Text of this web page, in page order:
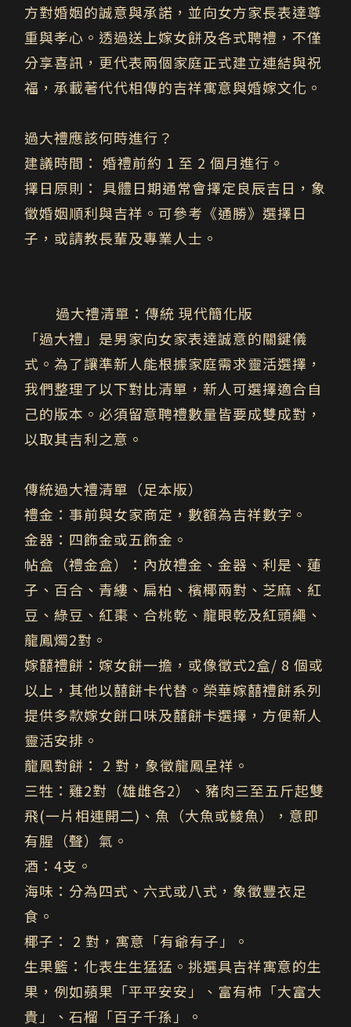
方對婚姻的誠意與承諾，並向女方家長表達尊
重與孝心。透過送上嫁女餅及各式聘禮，不僅
分享喜訊，更代表兩個家庭正式建立連結與祝
福，承載著代代相傳的吉祥寓意與婚嫁文化。
過大禮應該何時進行？
建議時間： 婚禮前約 1 至 2 個月進行。
擇日原則： 具體日期通常會擇定良辰吉日，象
徵婚姻順利與吉祥。可參考《通勝》選擇日
子，或請教長輩及專業人士。
過大禮清單：傳統 現代簡化版
「過大禮」是男家向女家表達誠意的關鍵儀
式。為了讓準新人能根據家庭需求靈活選擇，
我們整理了以下對比清單，新人可選擇適合自
己的版本。必須留意聘禮數量皆要成雙成對，
以取其吉利之意。
傳統過大禮清單（足本版）
禮金：事前與女家商定，數額為吉祥數字。
金器： 四飾金或五飾金。
帖盒（禮金盒）： 內放禮金、金器、利是、蓮
子、百合、青縷、扁柏、檳椰兩對、芝麻、紅
豆、綠豆、紅棗、合桃乾、龍眼乾及紅頭繩、
龍鳳燭2對。
嫁囍禮餅： 嫁女餅一擔，或像徵式2盒/ 8 個或
以上，其他以囍餅卡代替。 榮華嫁囍禮餅系列
提供多款嫁女餅口味及囍餅卡選擇，方便新人
靈活安排。
龍鳳對餅： 2 對，象徵龍鳳呈祥。
三牲： 雞2對（雄雌各2）、豬肉三至五斤起雙
飛(一片相連開二)、魚（大魚或鯪魚），意即
有腥（聲）氣。
酒：4支。
海味： 分為四式、六式或八式，象徵豐衣足
食。
椰子： 2 對，寓意「有爺有子」。
生果籃： 化表生生猛猛。挑選具吉祥寓意的生
果，例如蘋果「平平安安」、富有柿「大富大
貴」、石榴「百子千孫」。